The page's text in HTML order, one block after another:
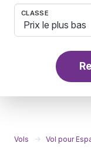
CLASSE
Vols Vol pour